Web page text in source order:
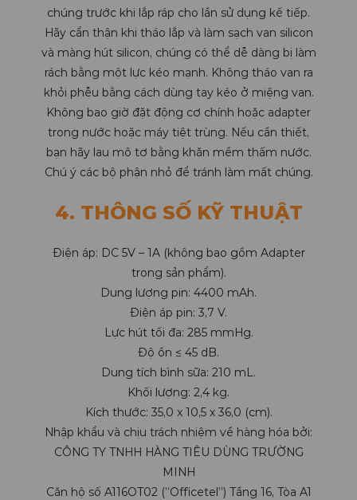
chúng trước khi lắp ráp cho lần sử dụng kế tiếp.
Hãy cẩn thận khi tháo lắp và làm sạch van silicon
và màng hút silicon, chúng có thể dễ dàng bị làm
rách bằng một lực kéo mạnh. Không tháo van ra
khỏi phễu bằng cách dùng tay kéo ở miệng van.
Không bao giờ đặt động cơ chính hoặc adapter
trong nước hoặc máy tiệt trùng. Nếu cần thiết,
bạn hãy lau mô tơ bằng khăn mềm thấm nước.
Chú ý các bộ phận nhỏ để tránh làm mất chúng.
4. THÔNG SỐ KỸ THUẬT
Điện áp: DC 5V – 1A (không bao gồm Adapter
trong sản phẩm).
Dung lượng pin: 4400 mAh.
Điện áp pin: 3,7 V.
Lực hút tối đa: 285 mmHg.
Độ ồn ≤ 45 dB.
Dung tích bình sữa: 210 mL.
Khối lượng: 2,4 kg.
Kích thước: 35,0 x 10,5 x 36,0 (cm).
Nhập khẩu và chịu trách nhiệm về hàng hóa bởi:
CÔNG TY TNHH HÀNG TIÊU DÙNG TRƯỜNG
MINH
Căn hộ số A116OT02 (”Officetel”) Tầng 16, Tòa A1